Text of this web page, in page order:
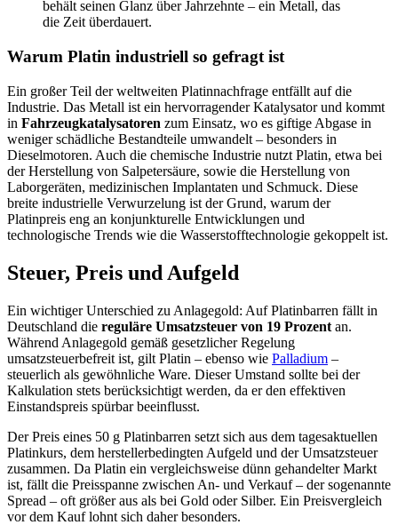
behält seinen Glanz über Jahrzehnte – ein Metall, das
die Zeit überdauert.
Warum Platin industriell so gefragt ist
Ein großer Teil der weltweiten Platinnachfrage entfällt auf die
Industrie. Das Metall ist ein hervorragender Katalysator und kommt
in Fahrzeugkatalysatoren zum Einsatz, wo es giftige Abgase in
weniger schädliche Bestandteile umwandelt – besonders in
Dieselmotoren. Auch die chemische Industrie nutzt Platin, etwa bei
der Herstellung von Salpetersäure, sowie die Herstellung von
Laborgeräten, medizinischen Implantaten und Schmuck. Diese
breite industrielle Verwurzelung ist der Grund, warum der
Platinpreis eng an konjunkturelle Entwicklungen und
technologische Trends wie die Wasserstofftechnologie gekoppelt ist.
Steuer, Preis und Aufgeld
Ein wichtiger Unterschied zu Anlagegold: Auf Platinbarren fällt in
Deutschland die reguläre Umsatzsteuer von 19 Prozent an.
Während Anlagegold gemäß gesetzlicher Regelung
umsatzsteuerbefreit ist, gilt Platin – ebenso wie Palladium –
steuerlich als gewöhnliche Ware. Dieser Umstand sollte bei der
Kalkulation stets berücksichtigt werden, da er den effektiven
Einstandspreis spürbar beeinflusst.
Der Preis eines 50 g Platinbarren setzt sich aus dem tagesaktuellen
Platinkurs, dem herstellerbedingten Aufgeld und der Umsatzsteuer
zusammen. Da Platin ein vergleichsweise dünn gehandelter Markt
ist, fällt die Preisspanne zwischen An- und Verkauf – der sogenannte
Spread – oft größer aus als bei Gold oder Silber. Ein Preisvergleich
vor dem Kauf lohnt sich daher besonders.